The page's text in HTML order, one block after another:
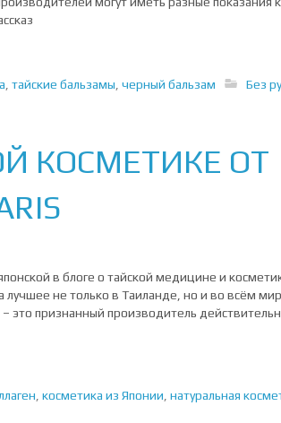
тайские бальзамы черный бальзам
Без
КОСМЕТИКЕ ОТ
в блоге о тайской медицине и
лучшее не только в Таиланде, но и во всём
это признанный производитель
косметика из Японии натуральная